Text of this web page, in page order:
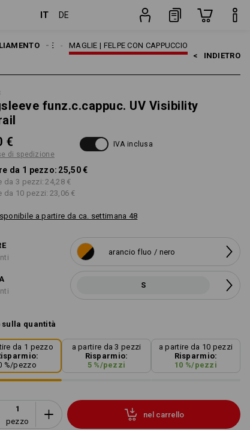
IT DE
MAGLIE | FELPE CON CAPPUCCIO
| CAMICIE
< INDIETRO
funz.c.cappuc. UV Visibility
€
di spedizione
IVA inclusa
da 1 pezzo: 25,50 €
da 3 pezzi: 24,28 €
da 10 pezzi: 23,06 €
a partire da ca. settimana 48
arancio fluo / nero
S
sulla quantità
da 1 pezzo
%/pezzo
a partire da 3 pezzi
Risparmio:
5%/pezzi
a partire da 10 pezzi
Risparmio:
10 %/pezzi
pezzo
nel carrello